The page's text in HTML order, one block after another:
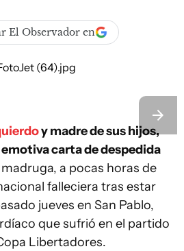
El Observador en
y madre de sus hijos,
carta de despedida
a pocas horas de
falleciera tras estar
jueves en San Pablo,
que sufrió en el partido
Libertadores.